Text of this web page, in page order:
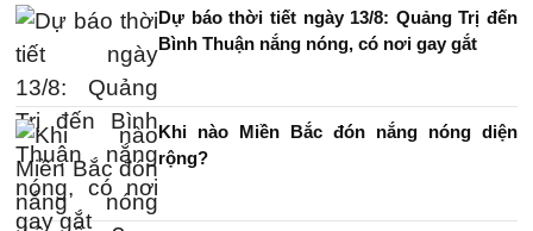
Dự báo thời tiết ngày 13/8: Quảng Trị đến
Bình Thuận nắng nóng, có nơi gay gắt
Khi nào Miền Bắc đón nắng nóng diện
rộng?